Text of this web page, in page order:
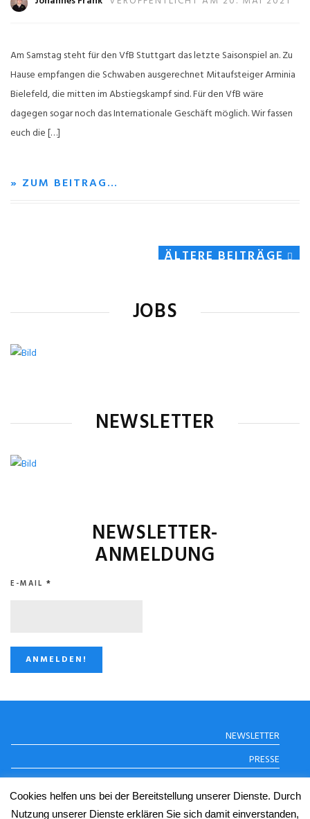
Am Samstag steht für den VfB Stuttgart das letzte Saisonspiel an. Zu
Hause empfangen die Schwaben ausgerechnet Mitaufsteiger Arminia
Bielefeld, die mitten im Abstiegskampf sind. Für den VfB wäre
dagegen sogar noch das Internationale Geschäft möglich. Wir fassen
euch die […]
» ZUM BEITRAG…
ÄLTERE BEITRÄGE
JOBS
NEWSLETTER
NEWSLETTER-
ANMELDUNG
E-MAIL *
STUGGI.TV AUF
INSTAGRAM
NEWSLETTER
PRESSE
IMPRESSUM
Cookies helfen uns bei der Bereitstellung unserer Dienste. Durch
Nutzung unserer Dienste erklären Sie sich damit einverstanden,